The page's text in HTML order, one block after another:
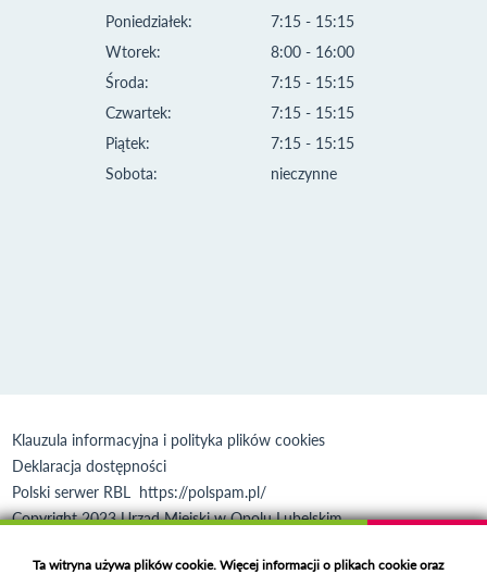
Poniedziałek:
Wtorek:
Środa:
Czwartek:
Piątek:
Sobota:
7:15 - 15:15
8:00 - 16:00
7:15 - 15:15
7:15 - 15:15
7:15 - 15:15
nieczynne
Klauzula informacyjna i polityka plików cookies
Deklaracja dostępności
Polski serwer RBL https://polspam.pl/
Copyright 2023 Urząd Miejski w Opolu Lubelskim
Ta witryna używa plików cookie. Więcej informacji o plikach cookie oraz